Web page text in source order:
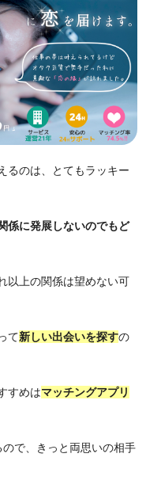
るのは、とてもラッキー
係に発展しないのでもど
以上の関係は望めない可
て新しい出会いを探すの
すめはマッチングアプリ
ので、きっと両思いの相手